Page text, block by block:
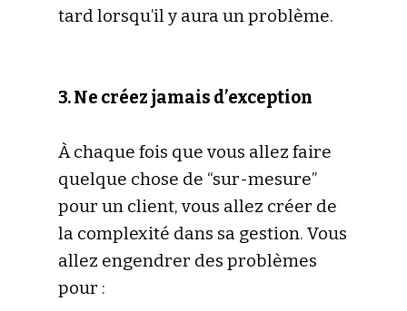
tard lorsqu’il y aura un problème.
3. Ne créez jamais d’exception
À chaque fois que vous allez faire
quelque chose de “sur-mesure”
pour un client, vous allez créer de
la complexité dans sa gestion. Vous
allez engendrer des problèmes
pour :